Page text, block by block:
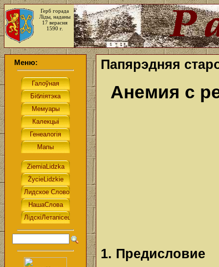
Герб горада
Ліды, наданы
17 верасня
1590 г.
Меню: Папярэдняя
Анемия с
1. Предисловие